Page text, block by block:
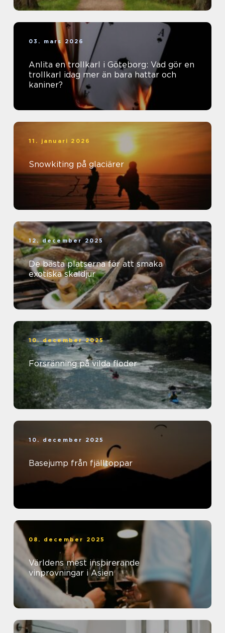
03. mars 2026
Anlita en trollkarl i Göteborg: Vad gör en
trollkarl idag mer än bara hattar och
kaniner?
11. januari 2026
Snowkiting på glaciärer
12. december 2025
De bästa platserna för att smaka
exotiska skaldjur
10. december 2025
Forsränning på vilda floder
10. december 2025
Basejump från fjälltoppar
08. december 2025
Världens mest inspirerande
vinprovningar i Asien